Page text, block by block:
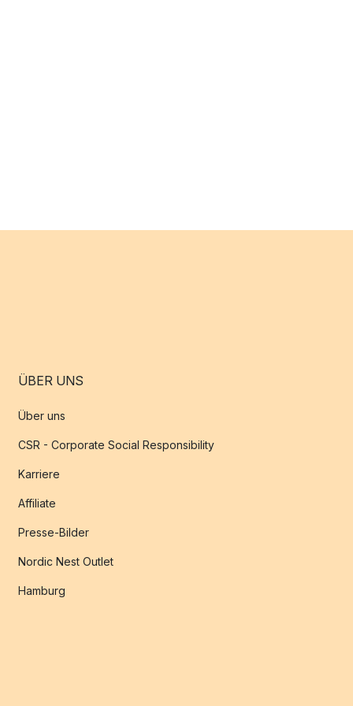
ÜBER UNS
Über uns
CSR - Corporate Social Responsibility
Karriere
Affiliate
Presse-Bilder
Nordic Nest Outlet
Hamburg